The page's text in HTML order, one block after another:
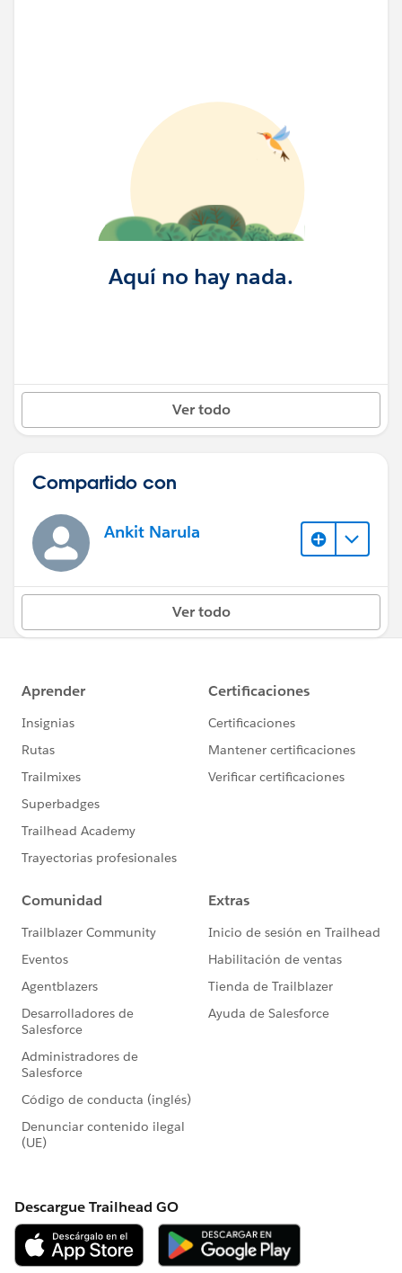
Aquí no hay nada.
Ver todo
Compartido con
Ankit Narula
Ver todo